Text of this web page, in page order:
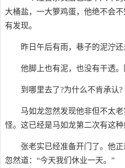
大桶盐，一大箩鸡蛋，他绝不会
有发现。
昨日午后有雨，巷子的泥泞还
他脚上也有泥，也没有干透。
到哪里去了?为什么不肯承认?
马如龙忽然发现他非但不太
怪。这已经是马如龙第二次有这种
张老实已经准备开门了。他
忽然道：“今天我们休业一天。”